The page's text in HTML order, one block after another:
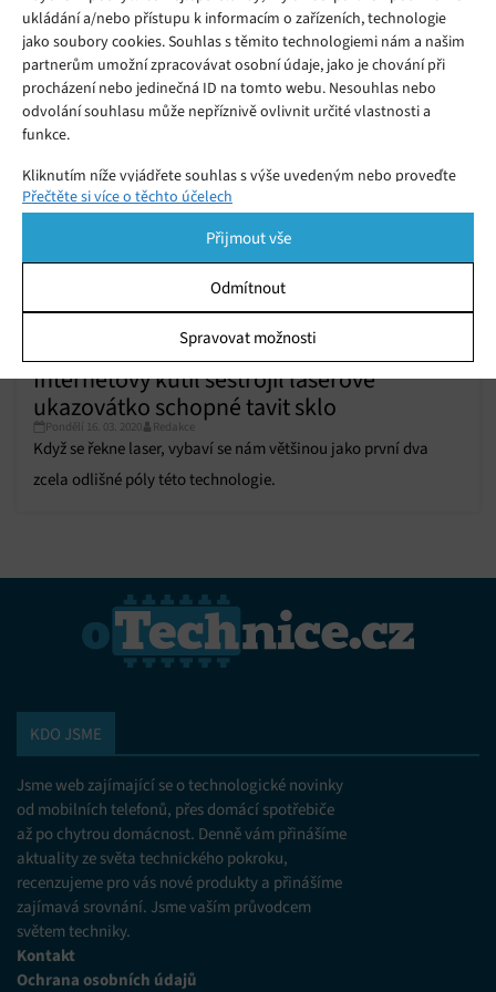
ukládání a/nebo přístupu k informacím o zařízeních, technologie
jako soubory cookies. Souhlas s těmito technologiemi nám a našim
partnerům umožní zpracovávat osobní údaje, jako je chování při
procházení nebo jedinečná ID na tomto webu. Nesouhlas nebo
odvolání souhlasu může nepříznivě ovlivnit určité vlastnosti a
funkce.
Kliknutím níže vyjádřete souhlas s výše uvedeným nebo proveďte
podrobnější rozhodnutí. Vaše volby budou použity pouze na tomto
pomocí přepínačů v Zásadách cookies nebo kliknutím na tlačítko
Spravovat souhlas ve spodní části obrazovky.
Ukládání a/nebo přístup k informacím v zařízení, Porozumění
publiku prostřednictvím statistik nebo kombinací údajů z
různých zdrojů.
Marketing
Ukládání a/nebo přístup k informacím v zařízení, Použití
údajů, Propojení různých zařízení, Identifikace
zařízení na základě automaticky přenášených
informací.
Zajištění bezpečnosti, předcházení a zjišťování
podvodů a odstraňování chyb, Poskytování a
zobrazování reklamy a obsahu, Ukládání a sdělování
voleb ochrany osobních údajů.
Přečtěte si více o těchto účelech
Přijmout vše
Odmítnout
Spravovat možnosti
měnit svou tuhost díky částečkám
speciálního kovu
Pátek 02. 10. 2020 Redakce
Internetový kutil sestrojil laserové
ukazovátko schopné tavit sklo
Pondělí 16. 03. 2020 Redakce
Když se řekne laser, vybaví se nám většinou jako první dva
zcela odlišné póly této technologie.
KDO JSME
Jsme web zajímající se o technologické novinky
od mobilních telefonů, přes domácí spotřebiče
až po chytrou domácnost. Denně vám přinášíme
aktuality ze světa technického pokroku,
recenzujeme pro vás nové produkty a přinášíme
zajímavá srovnání. Jsme vaším průvodcem
světem techniky.
Kontakt
Ochrana osobních údajů